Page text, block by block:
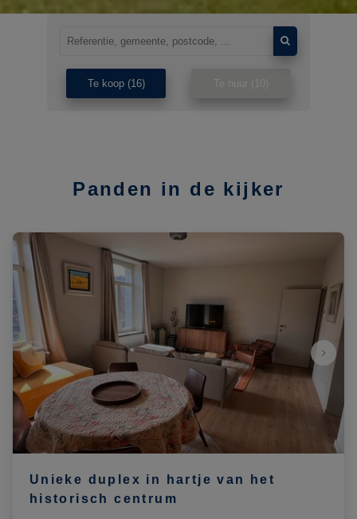
Te koop(16) Te huur (10)
Panden in de kijker
Unieke duplex in hartje van het
historisch centrum